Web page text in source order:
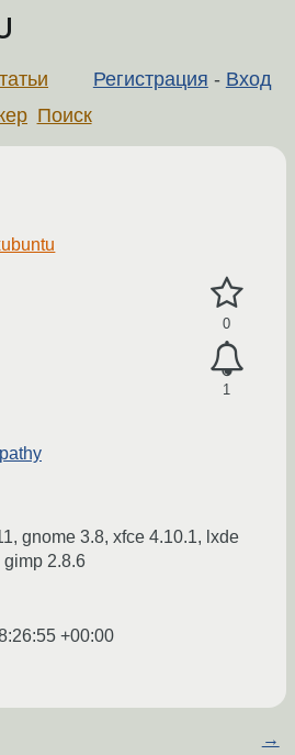
Регистрация - Вход
Поиск
0
1
gnome 3.8, xfce 4.10.1, lxde
gimp 2.8.6
+00:00
→